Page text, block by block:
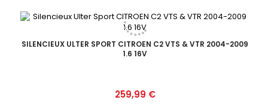
SILENCIEUX ULTER SPORT CITROEN C2 VTS & VTR 2004-2009
1.6 16V
Prix
259,99 €